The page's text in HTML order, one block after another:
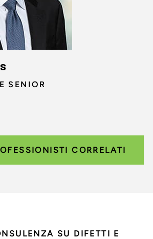
SENIOR
CORRELATI
SU DIFETTI E